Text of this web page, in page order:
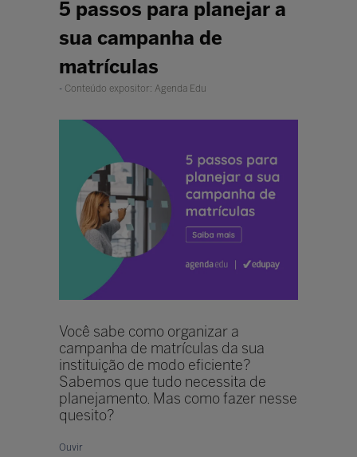
5 passos para planejar a
sua campanha de
matrículas
Conteúdo expositor: Agenda Edu
Você sabe como organizar a
campanha de matrículas da sua
instituição de modo eficiente?
Sabemos que tudo necessita de
planejamento. Mas como fazer nesse
quesito?
Ouvir